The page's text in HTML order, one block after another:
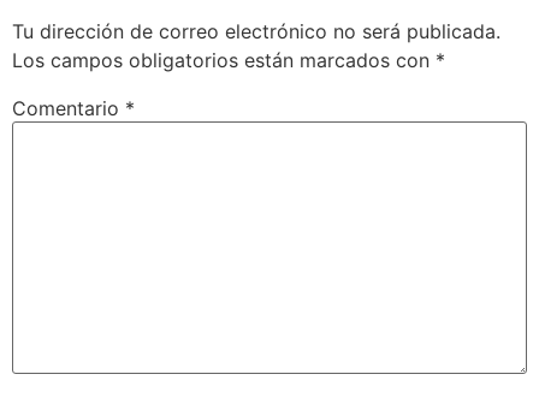
Tu dirección de correo electrónico no será publicada.
Los campos obligatorios están marcados con *
Comentario *